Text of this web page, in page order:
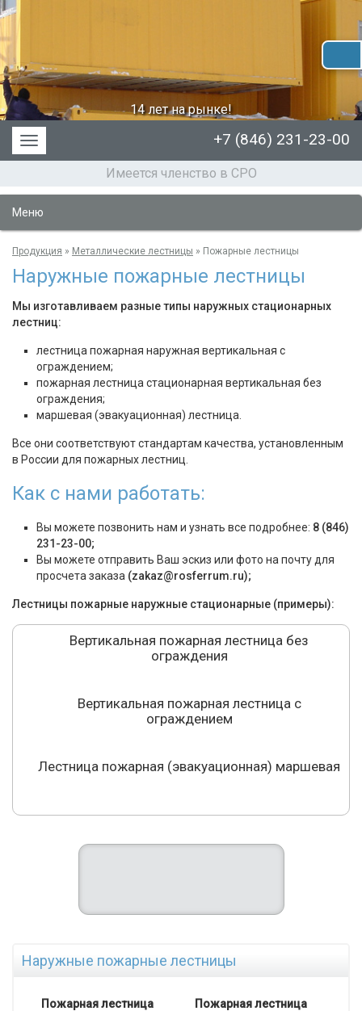
14 лет на рынке!
Меню +7 (846) 231-23-00
Имеется членство в СРО
Меню
Продукция » Металлические лестницы » Пожарные лестницы
Наружные пожарные лестницы
Мы изготавливаем разные типы наружных стационарных
лестниц:
лестница пожарная наружная вертикальная с
ограждением;
пожарная лестница стационарная вертикальная без
ограждения;
маршевая (эвакуационная) лестница.
Все они соответствуют стандартам качества, установленным
в России для пожарных лестниц.
Как с нами работать:
Вы можете позвонить нам и узнать все подробнее: 8 (846)
231-23-00;
Вы можете отправить Ваш эскиз или фото на почту для
просчета заказа (zakaz@rosferrum.ru);
Лестницы пожарные наружные стационарные (примеры):
Вертикальная пожарная лестница без
ограждения
Вертикальная пожарная лестница с
ограждением
Лестница пожарная (эвакуационная) маршевая
Наружные пожарные лестницы
Пожарная лестница Пожарная лестница